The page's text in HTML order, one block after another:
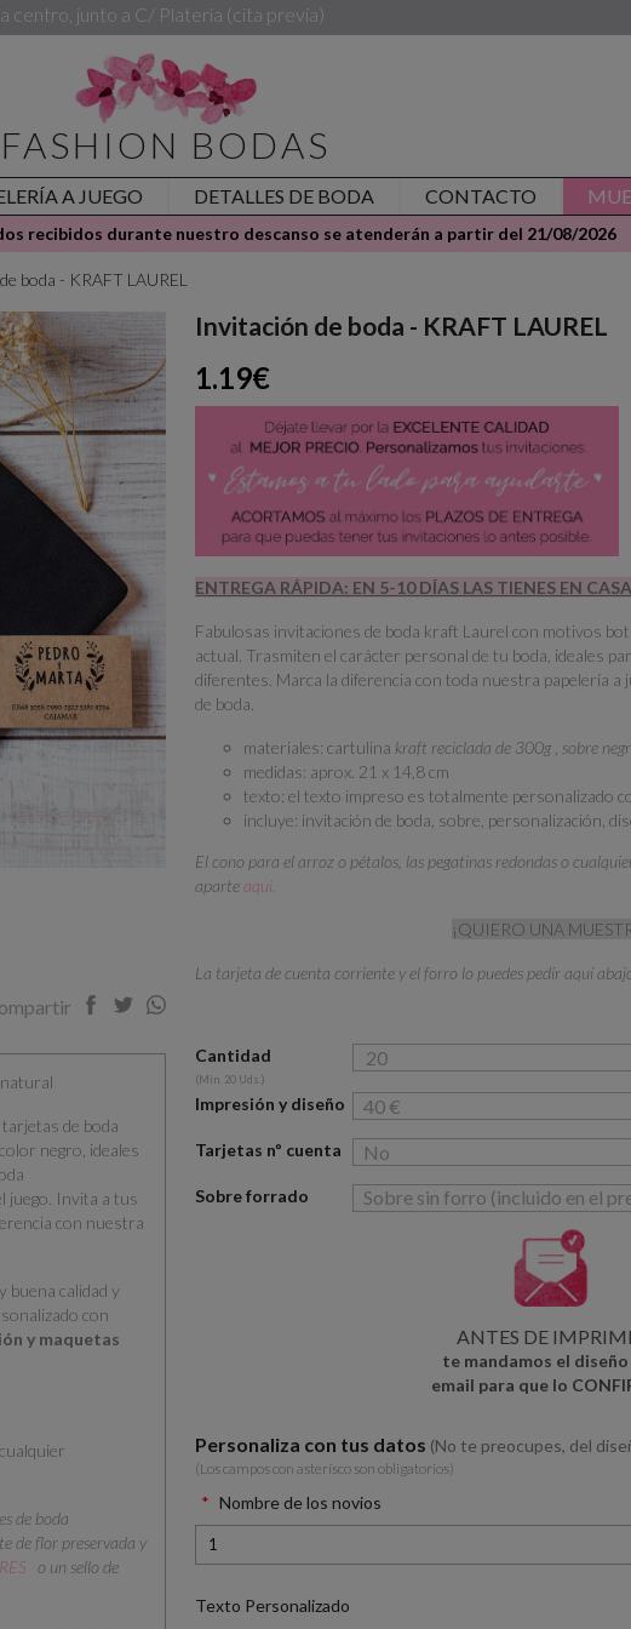
centro, junto a C/ Platería (cita previa)
FASHION BODAS
A JUEGO DETALLES DE BODA CONTACTO
recibidos durante nuestro descanso se atenderán a partir del 21/08/2026
boda - KRAFT LAUREL
de boda
negro, ideales
juego. Invita a tus
con nuestra
buena calidad y
con
y maquetas
de boda
de flor preservada y
o un sello de
Invitación de boda - KRAFT LAUREL
1.19€
ENTREGA RÁPIDA: EN 5-10 DÍAS LAS TIENES EN
Fabulosas invitaciones de boda kraft Laurel con motivos
actual. Trasmiten el carácter personal de tu boda, ideales
diferentes. Marca la diferencia con toda nuestra papelería a
de boda.
materiales: cartulina kraft reciclada de 300g sobre
medidas: aprox. 21 x 14,8 cm
texto: el texto impreso es totalmente personalizado
incluye: invitación de boda, sobre, personalización,
El cono para el arroz o pétalos, las pegatinas redondas o
aparteaquí.
¡QUIERO UNA
La tarjeta de cuenta corriente y el forro lo puedes pedir aquí
Cantidad
(Min. 20 Uds.)
Impresión y diseño
Tarjetas nº cuenta
Sobre forrado
ANTES DE
te mandamos el
email para que lo
Personaliza con tus datos (No te preocupes, del
(Los campos con asterísco son obligatorios)
Nombre de los novios
Texto Personalizado